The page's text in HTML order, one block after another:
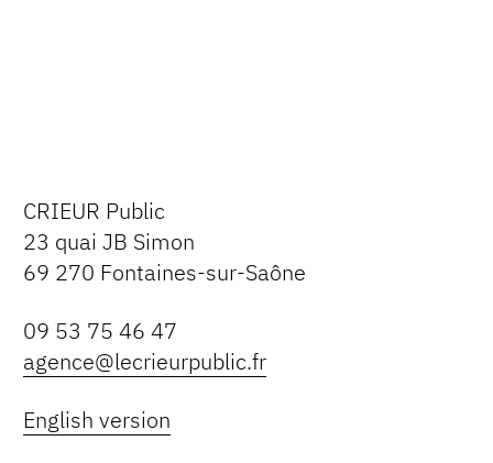
CRIEUR Public
23 quai JB Simon
69 270 Fontaines-sur-Saône
09 53 75 46 47
agence@lecrieurpublic.fr
English version